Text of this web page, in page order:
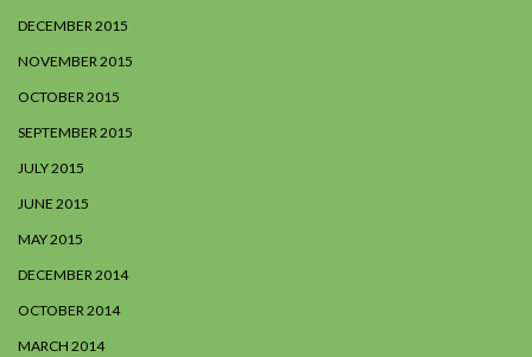
DECEMBER 2015
NOVEMBER 2015
OCTOBER 2015
SEPTEMBER 2015
JULY 2015
JUNE 2015
MAY 2015
DECEMBER 2014
OCTOBER 2014
MARCH 2014